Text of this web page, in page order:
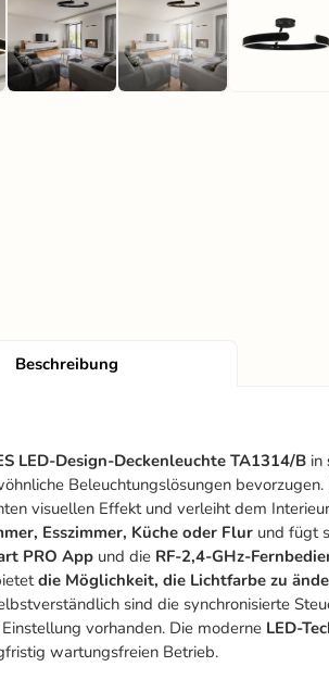
Beschreibung
LED-Design-Deckenleuchte TA1314/Bin
Beleuchtungslösungen
visuellen Effekt und verleiht dem
Esszimmer, Küche oder Flurund fügt
PRO Appund die RF-2,4-GHz-
die Möglichkeit, die Lichtfarbe zu
sind die synchronisierte
vorhanden. Die moderneLED-
wartungsfreien Betrieb.